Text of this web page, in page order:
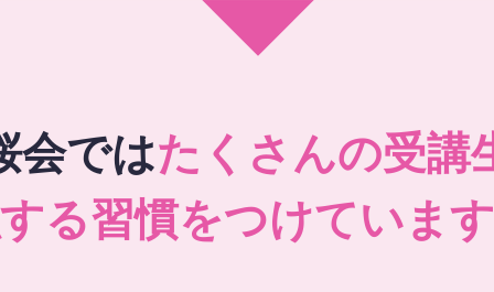
会ではたくさんの受講
る習慣をつけています